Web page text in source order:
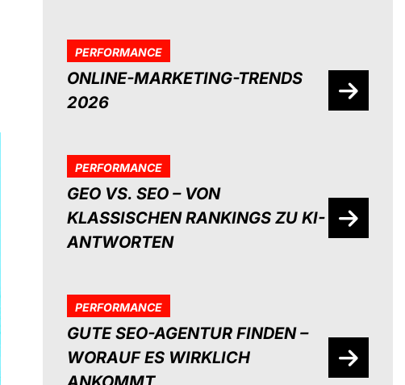
PERFORMANCE
ONLINE-MARKETING-TRENDS
2026
PERFORMANCE
GEO VS. SEO – VON
KLASSISCHEN RANKINGS ZU KI-
ANTWORTEN
PERFORMANCE
GUTE SEO-AGENTUR FINDEN –
WORAUF ES WIRKLICH